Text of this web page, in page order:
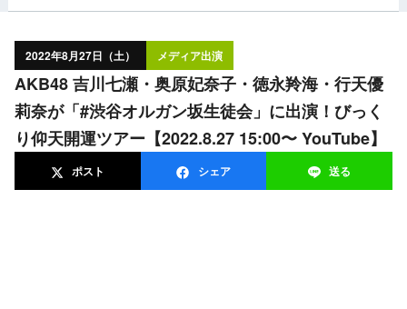
2022年8月27日（土） メディア出演
AKB48 吉川七瀬・奥原妃奈子・徳永羚海・行天優
莉奈が「#渋谷オルガン坂生徒会」に出演！びっく
り仰天開運ツアー【2022.8.27 15:00〜 YouTube】
ポスト シェア 送る